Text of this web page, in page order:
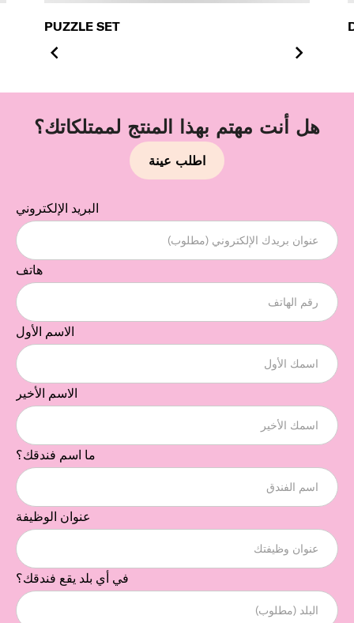
PUZZLE SET
هل أنت مهتم بهذا المنتج لممتلكاتك؟
اطلب عينة
البريد الإلكتروني
هاتف
الاسم الأول
الاسم الأخير
ما اسم فندقك؟
عنوان الوظيفة
في أي بلد يقع فندقك؟